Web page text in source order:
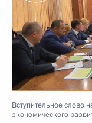
Вступительное слово
экономического